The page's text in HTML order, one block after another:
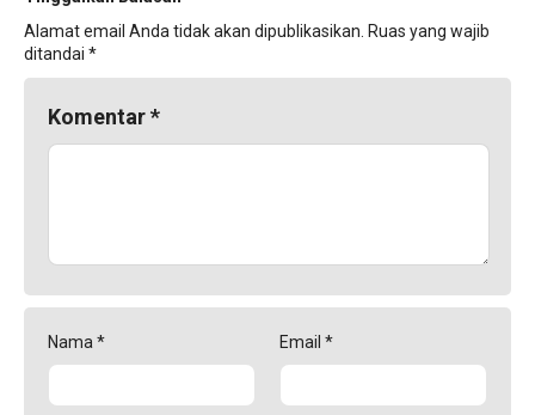
Alamat email Anda tidak akan dipublikasikan. Ruas yang wajib
ditandai *
Komentar*
Nama * Email *